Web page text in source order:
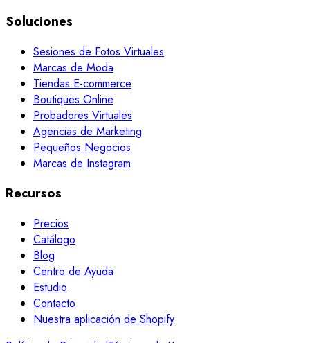
Soluciones
Sesiones de Fotos Virtuales
Marcas de Moda
Tiendas E-commerce
Boutiques Online
Probadores Virtuales
Agencias de Marketing
Pequeños Negocios
Marcas de Instagram
Recursos
Precios
Catálogo
Blog
Centro de Ayuda
Estudio
Contacto
Nuestra aplicación de Shopify